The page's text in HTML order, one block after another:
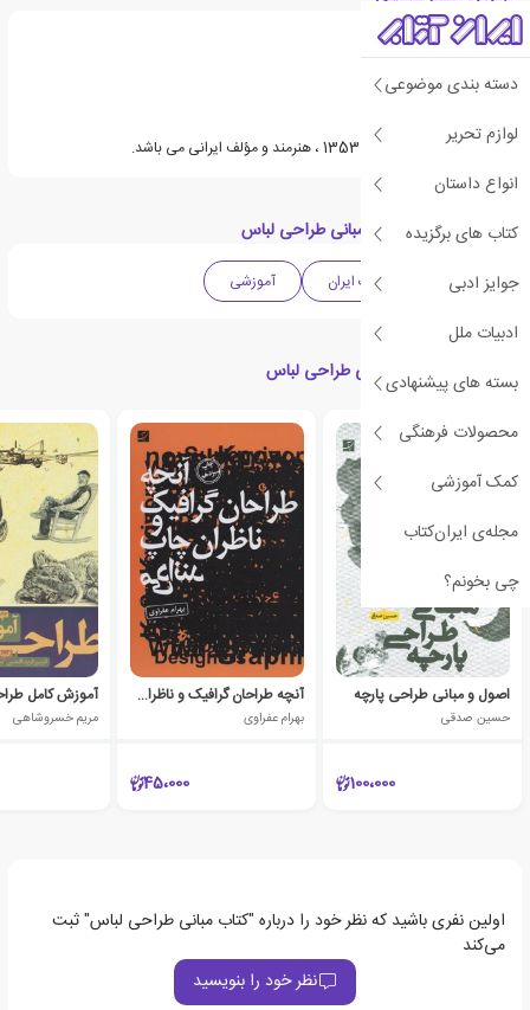
دسته بندی موضوعی
لوازم تحریر
انواع داستان
کتاب های برگزیده
جوایز ادبی
ادبیات ملل
بسته های پیشنهادی
محصولات فرهنگی
کمک آموزشی
مجله‌ی ایران‌کتاب
چی بخونم؟
اعظم عابدینی متولد سال 1353 ، هنرمند و مؤلف ایرانی می باشد.
دسته بندی های کتاب مبانی طراحی لباس
هنری ادبیات ایران آموزشی
کتاب های مرتبط با مبانی طراحی لباس
اصول و مبانی طراحی پارچه
حسین صدقی
100،000
آنچه طراحان گرافیک و ناظران چاپ می دانند
بهرام عفراوی
45،000
آموزش کامل
مریم خسروشاهی
اولین نفری باشید که نظر خود را درباره "کتاب مبانی طراحی لباس" ثبت
می‌کند
نظر خود را بنویسید